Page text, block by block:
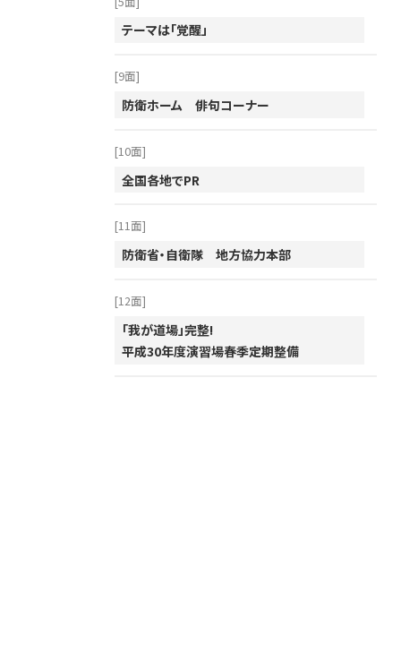
テーマは「覚醒」
[9面]
防衛ホーム 俳句コーナー
[10面]
全国各地でPR
[11面]
防衛省・自衛隊 地方協力本部
[12面]
「我が道場」完整!
平成30年度演習場春季定期整備